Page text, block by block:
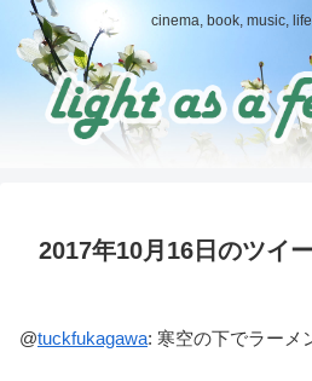
cinema, book, music,
2017年10月16日のツイ
@tuckfukagawa: 寒空の下でラーメ